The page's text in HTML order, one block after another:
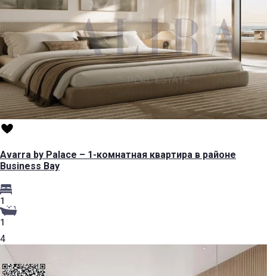
Avarra by Palace – 1-комнатная квартира в районе
Business Bay
1
1
4